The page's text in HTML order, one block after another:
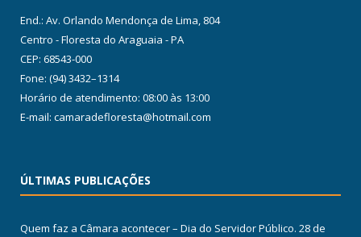
End.: Av. Orlando Mendonça de Lima, 804
Centro - Floresta do Araguaia - PA
CEP: 68543-000
Fone: (94) 3432–1314
Horário de atendimento: 08:00 às 13:00
E-mail: camaradefloresta@hotmail.com
ÚLTIMAS PUBLICAÇÕES
Quem faz a Câmara acontecer – Dia do Servidor Público. 28 de